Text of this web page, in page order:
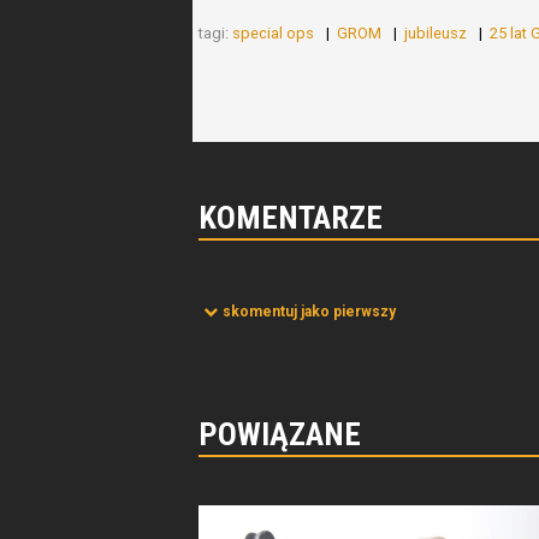
tagi: special ops GROM jubileusz 25 lat
KOMENTARZE
skomentuj jako pierwszy
POWIĄZANE